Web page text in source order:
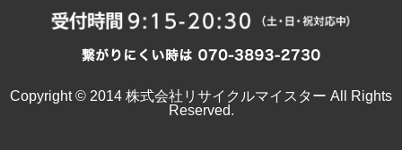
Copyright © 2014 株式会社リサイクルマイスター All Rights
Reserved.